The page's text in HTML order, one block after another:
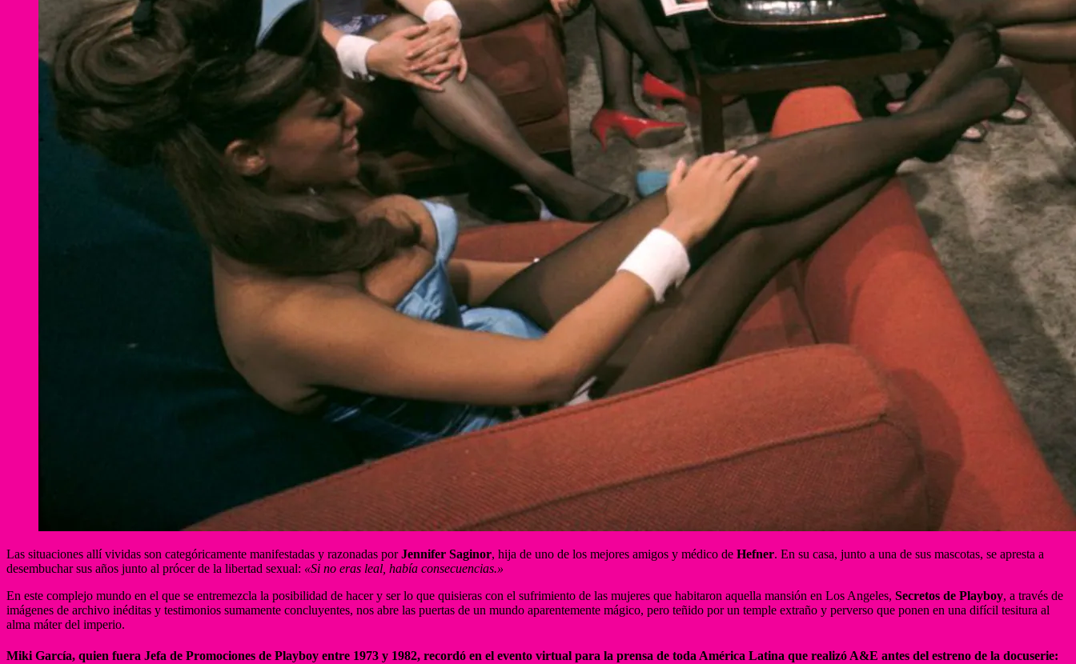
Las situaciones allí vividas son categóricamente manifestadas y razonadas porJennifer Saginor, hija de uno de los mejores amigos y médico de Hefner. En su casa, junto a una de sus mascotas, se apresta a
desembuchar sus años junto al prócer de la libertad sexual: «Si no eras leal, había consecuencias.»
En este complejo mundo en el que se entremezcla la posibilidad de hacer y ser lo que quisieras con el sufrimiento de las mujeres que habitaron aquella mansión en Los Angeles, Secretos de Playboy, a través de
imágenes de archivo inéditas y testimonios sumamente concluyentes, nos abre las puertas de un mundo aparentemente mágico, pero teñido por un temple extraño y perverso que ponen en una difícil tesitura al
alma máter del imperio.
Miki García, quien fuera Jefa de Promociones de Playboy entre 1973 y 1982, recordó en el evento virtual para la prensa de toda América Latina que realizó A&E antes del estreno de la docuserie: